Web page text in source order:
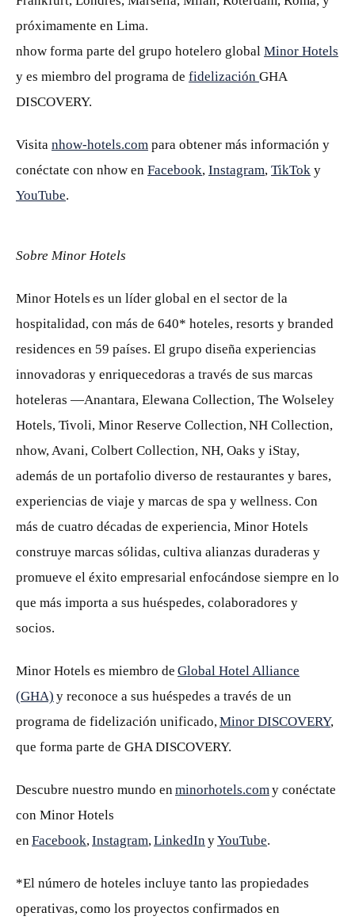
próximamente en Lima.
nhow forma parte del grupo hotelero global Minor Hotels
y es miembro del programa de fidelización GHA
DISCOVERY.
Visita nhow-hotels.com para obtener más información y
conéctate con nhow en Facebook, Instagram, TikTok y
YouTube.
Sobre Minor Hotels
Minor Hotels es un líder global en el sector de la
hospitalidad, con más de 640* hoteles, resorts y branded
residences en 59 países. El grupo diseña experiencias
innovadoras y enriquecedoras a través de sus marcas
hoteleras —Anantara, Elewana Collection, The Wolseley
Hotels, Tivoli, Minor Reserve Collection, NH Collection,
nhow, Avani, Colbert Collection, NH, Oaks y iStay,
además de un portafolio diverso de restaurantes y bares,
experiencias de viaje y marcas de spa y wellness. Con
más de cuatro décadas de experiencia, Minor Hotels
construye marcas sólidas, cultiva alianzas duraderas y
promueve el éxito empresarial enfocándose siempre en lo
que más importa a sus huéspedes, colaboradores y
socios.
Minor Hotels es miembro de Global Hotel Alliance
(GHA) y reconoce a sus huéspedes a través de un
programa de fidelización unificado,Minor DISCOVERY,
que forma parte de GHA DISCOVERY.
Descubre nuestro mundo enminorhotels.comy conéctate
con Minor Hotels
enFacebook,Instagram,LinkedInyYouTube.
*El número de hoteles incluye tanto las propiedades
operativas, como los proyectos confirmados en